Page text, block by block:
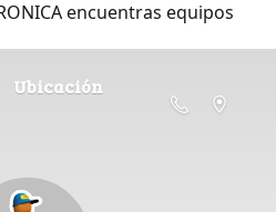
encuentras equipos
Ubicación